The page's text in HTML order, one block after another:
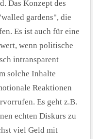
Das Konzept des
gardens", die
Es ist auch für eine
wenn politische
intransparent
solche Inhalte
Reaktionen
Es geht z.B.
echten Diskurs zu
viel Geld mit